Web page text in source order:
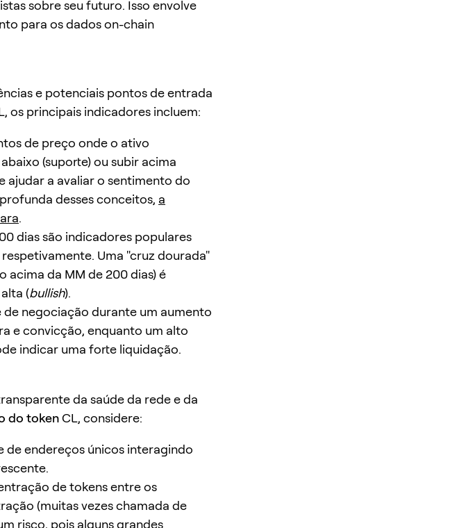
sobre seu futuro. Isso envolve
para os dados on-chain
e potenciais pontos de entrada
os principais indicadores incluem:
de preço onde o ativo
(suporte) ou subir acima
ajudar a avaliar o sentimento do
desses conceitos, a
.
dias são indicadores populares
Uma "cruz dourada"
acima da MM de 200 dias) é
(bullish).
de negociação durante um aumento
e convicção, enquanto um alto
indicar uma forte liquidação.
da saúde da rede e da
do tokenCL, considere:
de endereços únicos interagindo
de tokens entre os
(muitas vezes chamada de
risco, pois alguns grandes